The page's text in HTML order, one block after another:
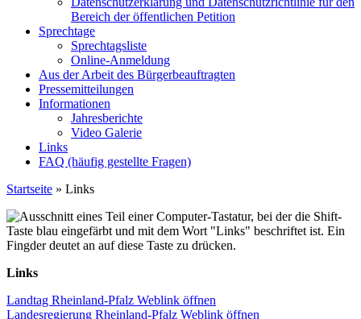
Bereich der öffentlichen Petition
Sprechtage
Sprechtagsliste
Online-Anmeldung
Aus der Arbeit des Bürgerbeauftragten
Pressemitteilungen
Informationen
Jahresberichte
Video Galerie
Links
FAQ (häufig gestellte Fragen)
Startseite » Links
Links
Landtag Rheinland-Pfalz Weblink öffnen
Landesregierung Rheinland-Pfalz Weblink öffnen